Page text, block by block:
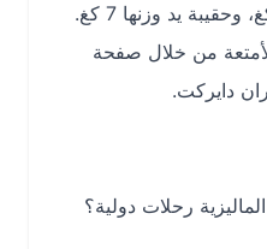
مسجلة تتراوح بين 20–30 كغ، وحقيبة يد وزنها 7 كغ.
من خلال صفحة